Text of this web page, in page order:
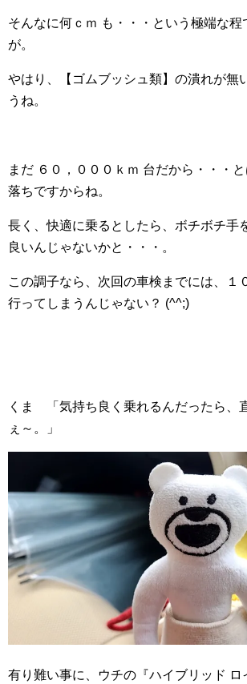
そんなに何ｃｍ も・・・という極端な程
が。
やはり、【ゴムブッシュ類】の潰れが無
うね。
まだ ６０，０００ｋｍ 台だから・・・
落ちですからね。
長く、快適に乗るとしたら、ボチボチ手
良いんじゃないかと・・・。
この調子なら、次回の車検までには、１
行ってしまうんじゃない？ (^^;)
くま 「気持ち良く乗れるんだったら、
ぇ～。」
有り難い事に、ウチの『ハイブリッド ロ